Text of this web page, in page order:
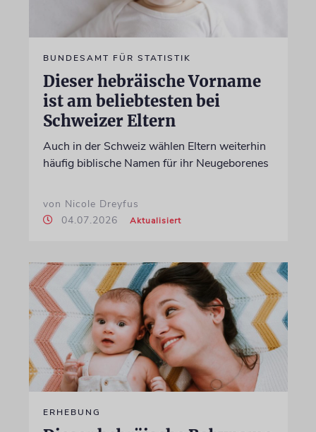
BUNDESAMT FÜR STATISTIK
Dieser hebräische Vorname
ist am beliebtesten bei
Schweizer Eltern
Auch in der Schweiz wählen Eltern weiterhin
häufig biblische Namen für ihr Neugeborenes
von Nicole Dreyfus
04.07.2026
Aktualisiert
ERHEBUNG